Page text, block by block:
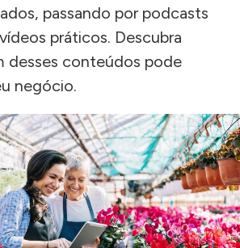
passando por podcasts
práticos. Descubra
desses conteúdos pode
negócio.